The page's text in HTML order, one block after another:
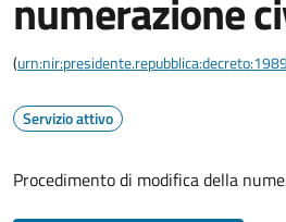
numerazione
(
Servizio attivo
Procedimento di modifica della